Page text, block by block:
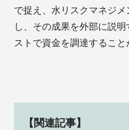
で捉え、水リスクマネジ
し、その成果を外部に説
ストで資金を調達すること
【関連記事】